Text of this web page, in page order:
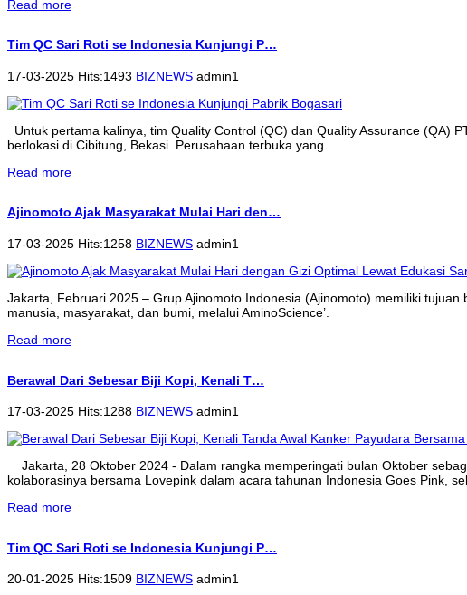
Read more
Tim QC Sari Roti se Indonesia Kunjungi P…
17-03-2025 Hits:1493 BIZNEWS admin1
Untuk pertama kalinya, tim Quality Control (QC) dan Quality Assurance (QA)
berlokasi di Cibitung, Bekasi. Perusahaan terbuka yang...
Read more
Ajinomoto Ajak Masyarakat Mulai Hari den…
17-03-2025 Hits:1258 BIZNEWS admin1
Jakarta, Februari 2025 – Grup Ajinomoto Indonesia (Ajinomoto) memiliki
manusia, masyarakat, dan bumi, melalui AminoScience’.
Read more
Berawal Dari Sebesar Biji Kopi, Kenali T…
17-03-2025 Hits:1288 BIZNEWS admin1
Jakarta, 28 Oktober 2024 - Dalam rangka memperingati bulan Oktober
kolaborasinya bersama Lovepink dalam acara tahunan Indonesia Goes Pink,
Read more
Tim QC Sari Roti se Indonesia Kunjungi P…
20-01-2025 Hits:1509 BIZNEWS admin1